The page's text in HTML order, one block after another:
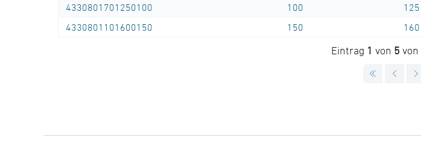
4330801701250100
100 125
4330801101600150
150 160
Eintrag 1 von 5 von